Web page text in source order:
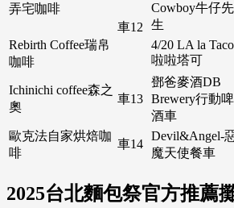
弄宅咖啡
車12
Cowboy牛仔先
生
Rebirth Coffee瑞帛
咖啡
4/20 LA la Taco
啦啦塔可
Ichinichi coffee森之
奧
車13
鄧爸麥酒DB
Brewery行動啤
酒車
歐克法自家烘焙咖
啡
車14
Devil&Angel-
魔天使餐車
2025台北麵包祭官方推薦